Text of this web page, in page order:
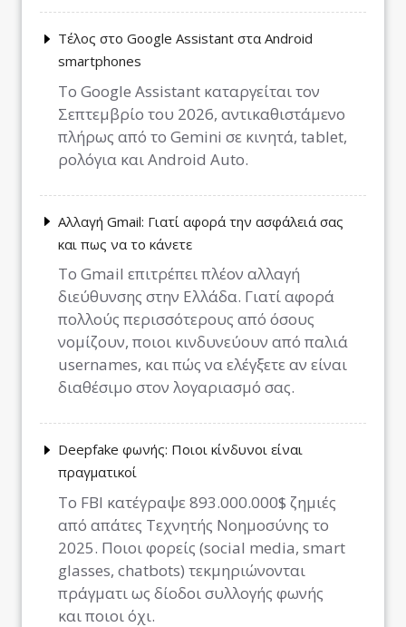
Τέλος στο Google Assistant στα Android
smartphones
Το Google Assistant καταργείται τον
Σεπτεμβρίο του 2026, αντικαθιστάμενο
πλήρως από το Gemini σε κινητά, tablet,
ρολόγια και Android Auto.
Αλλαγή Gmail: Γιατί αφορά την ασφάλειά σας
και πως να το κάνετε
Το Gmail επιτρέπει πλέον αλλαγή
διεύθυνσης στην Ελλάδα. Γιατί αφορά
πολλούς περισσότερους από όσους
νομίζουν, ποιοι κινδυνεύουν από παλιά
usernames, και πώς να ελέγξετε αν είναι
διαθέσιμο στον λογαριασμό σας.
Deepfake φωνής: Ποιοι κίνδυνοι είναι
πραγματικοί
Το FBI κατέγραψε 893.000.000$ ζημιές
από απάτες Τεχνητής Νοημοσύνης το
2025. Ποιοι φορείς (social media, smart
glasses, chatbots) τεκμηριώνονται
πράγματι ως δίοδοι συλλογής φωνής
και ποιοι όχι.